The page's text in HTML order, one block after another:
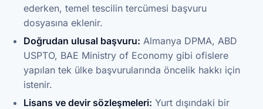
ederken, temel tescilin tercümesi başvuru
dosyasına eklenir.
Doğrudan ulusal başvuru: Almanya DPMA, ABD
USPTO, BAE Ministry of Economy gibi ofislere
yapılan tek ülke başvurularında öncelik hakkı için
istenir.
Lisans ve devir sözleşmeleri: Yurt dışındaki bir